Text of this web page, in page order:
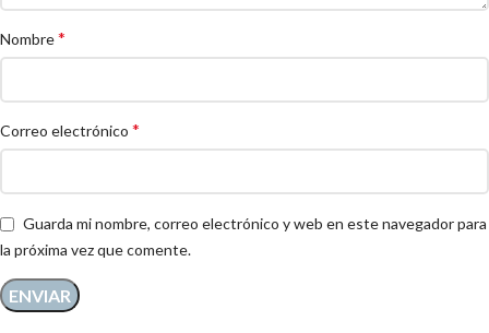
Nombre*
Correo electrónico *
Guarda mi nombre, correo electrónico y web en este navegador para
la próxima vez que comente.